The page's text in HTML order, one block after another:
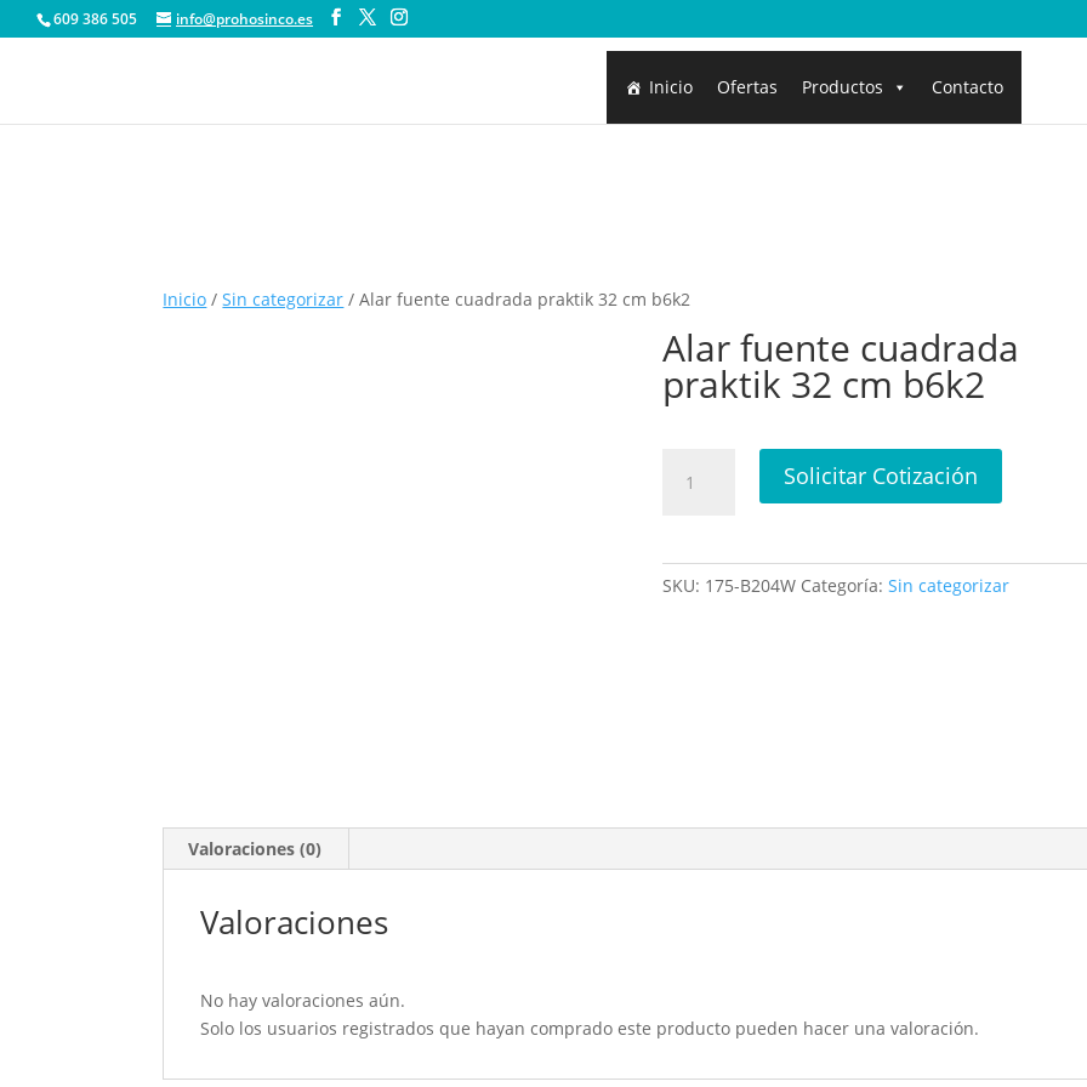
609 386 505 info@prohosinco.es
Inicio Ofertas Productos Contacto
Inicio /Sin categorizar / Alar fuente cuadrada praktik 32 cm b6k2
Alar fuente cuadrada
praktik 32 cm b6k2
fuente
Solicitar Cotización
SKU: 175-B204W Categoría:Sin categorizar
Valoraciones (0)
Valoraciones
No hay valoraciones aún.
Solo los usuarios registrados que hayan comprado este producto pueden hacer una valoración.